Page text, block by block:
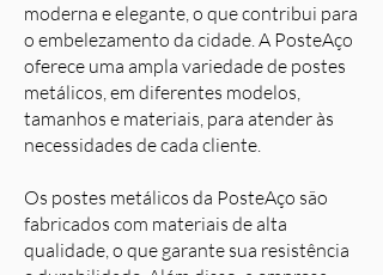
moderna e elegante, o que contribui para
o embelezamento da cidade. A PosteAço
oferece uma ampla variedade de postes
metálicos, em diferentes modelos,
tamanhos e materiais, para atender às
necessidades de cada cliente.
Os postes metálicos da PosteAço são
fabricados com materiais de alta
qualidade, o que garante sua resistência